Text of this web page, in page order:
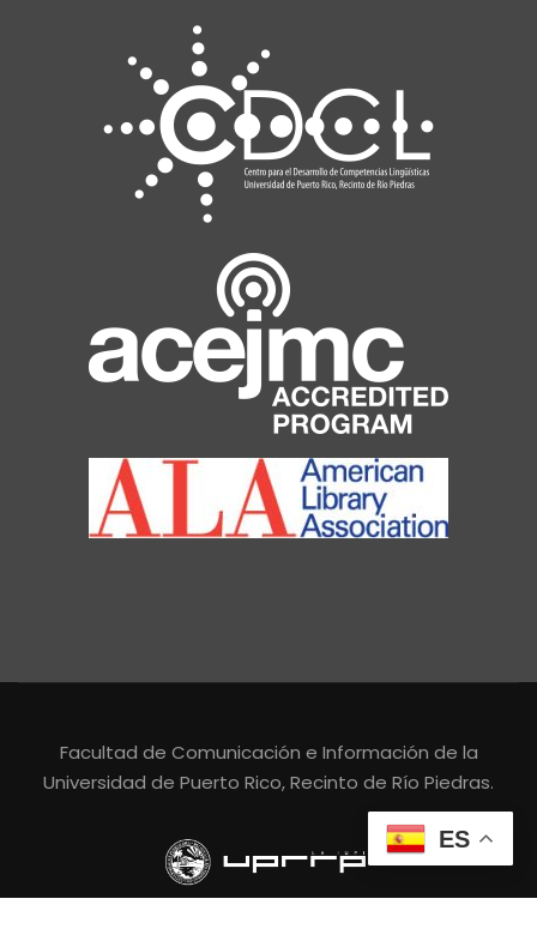
Facultad de Comunicación e Información de la
Universidad de Puerto Rico, Recinto de Río Piedras.
ES